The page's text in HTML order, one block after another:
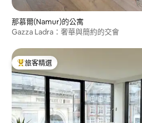
那慕爾(Namur)的公寓
Gazza Ladra：奢華與簡約的交會
旅客精選榜首
旅客精選